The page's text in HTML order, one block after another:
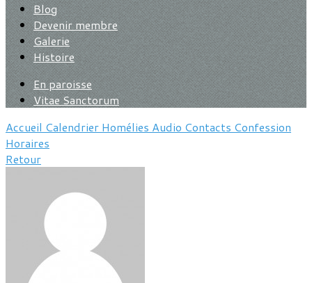
Blog
Devenir membre
Galerie
Histoire
En paroisse
Vitae Sanctorum
Accueil Calendrier Homélies Audio Contacts Confession
Horaires
Retour